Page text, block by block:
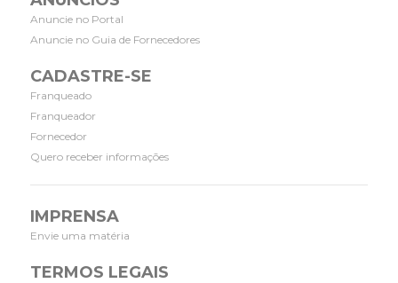
Anuncie no Portal
Anuncie no Guia de Fornecedores
CADASTRE-SE
Franqueado
Franqueador
Fornecedor
Quero receber informações
IMPRENSA
Envie uma matéria
TERMOS LEGAIS